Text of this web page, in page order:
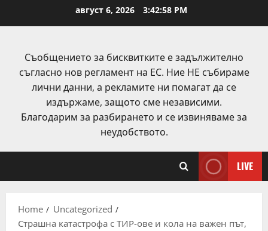
август 6, 2026 3:42:59 PM
Съобщението за бисквитките е задължително
съгласно нов регламент на ЕС. Ние НЕ събираме
лични данни, а рекламите ни помагат да се
издържаме, защото сме независими.
Благодарим за разбирането и се извиняваме за
неудобството.
LIVE
Home
Uncategorized
Страшна катастрофа с ТИР-ове и кола на важен път,